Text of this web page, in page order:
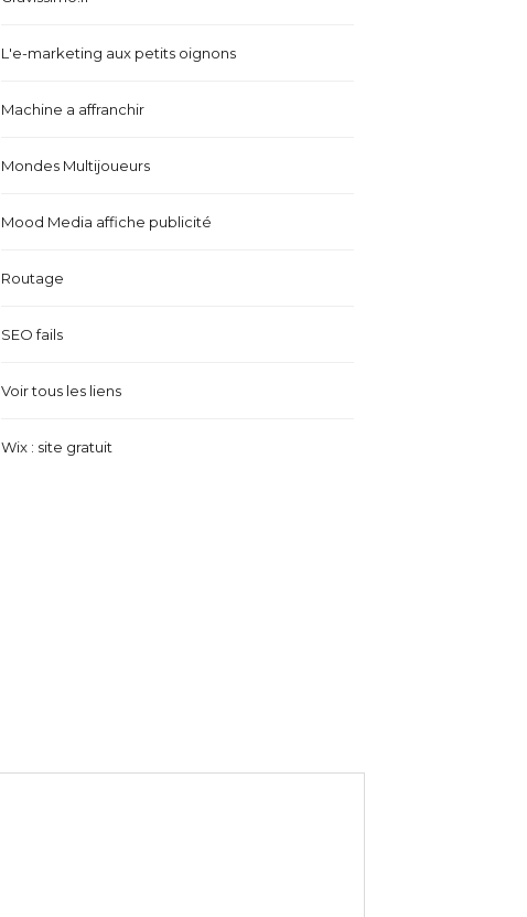
L'e-marketing aux petits oignons
Machine a affranchir
Mondes Multijoueurs
Mood Media affiche publicité
Routage
SEO fails
Voir tous les liens
Wix : site gratuit